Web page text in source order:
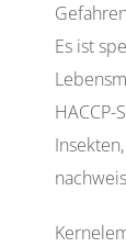
Es ist
HACCP-